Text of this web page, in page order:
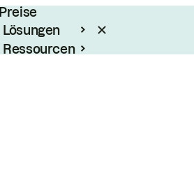
Preise
Lösungen
Ressourcen